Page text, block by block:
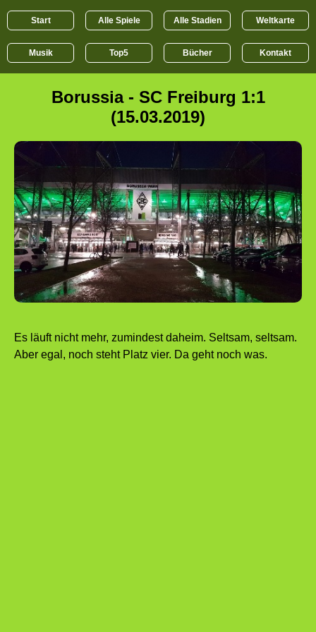
Start Alle Spiele Alle Stadien Weltkarte
Musik Top5 Bücher Kontakt
Borussia - SC Freiburg 1:1
(15.03.2019)
Es läuft nicht mehr, zumindest daheim. Seltsam, seltsam.
Aber egal, noch steht Platz vier. Da geht noch was.